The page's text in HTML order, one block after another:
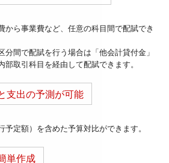
から事業費など、任意の科目間で配賦でき
分間で配賦を行う場合は「他会計貸付金」
部取引科目を経由して配賦できます。
支出の予測が可能
予定額）を含めた予算対比ができます。
単作成